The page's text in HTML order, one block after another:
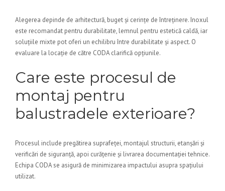
Alegerea depinde de arhitectură, buget și cerințe de întreținere. Inoxul
este recomandat pentru durabilitate, lemnul pentru estetică caldă, iar
soluțiile mixte pot oferi un echilibru între durabilitate și aspect. O
evaluare la locație de către CODA clarifică opțiunile.
Care este procesul de
montaj pentru
balustradele exterioare?
Procesul include pregătirea suprafeței, montajul structurii, etanșări și
verificări de siguranță, apoi curățenie și livrarea documentației tehnice.
Echipa CODA se asigură de minimizarea impactului asupra spațiului
utilizat.